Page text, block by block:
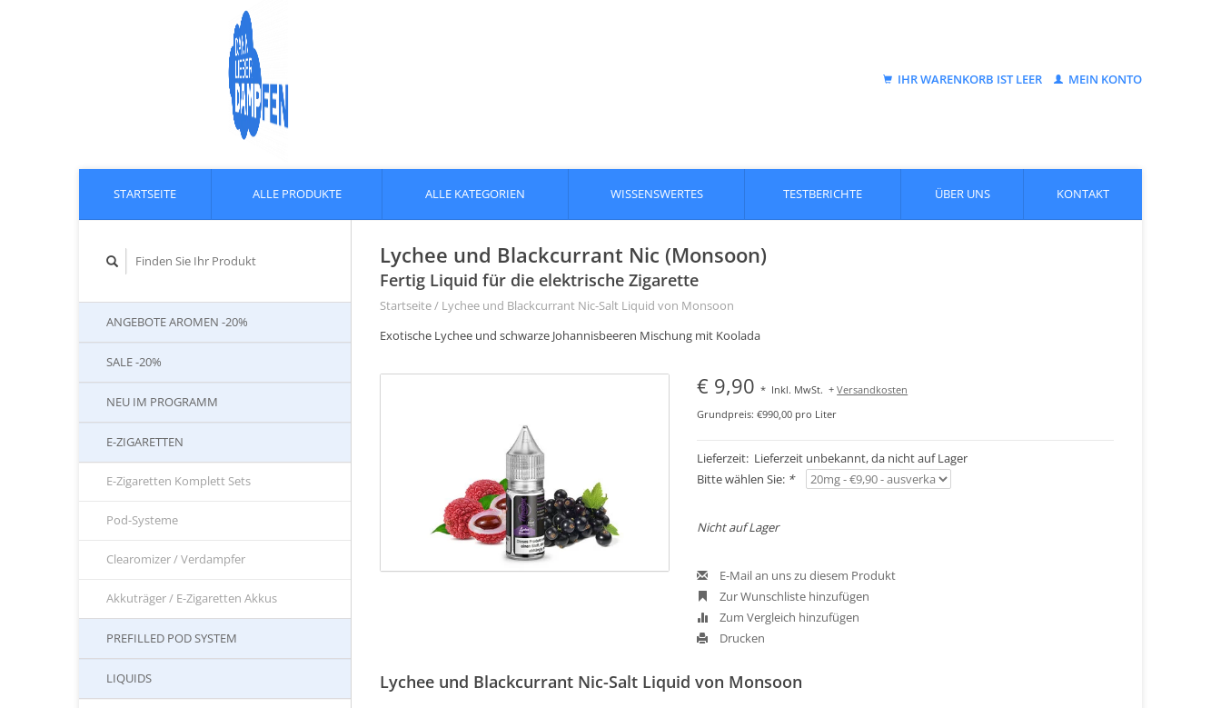
IHR WARENKORB IST LEER MEIN KONTO
STARTSEITE ALLE PRODUKTE ALLE KATEGORIEN WISSENSWERTES TESTBERICHTE ÜBER UNS KONTAKT
ANGEBOTE AROMEN -20%
SALE -20%
NEU IM PROGRAMM
E-ZIGARETTEN
E-Zigaretten Komplett Sets
Pod-Systeme
Clearomizer / Verdampfer
Akkuträger / E-Zigaretten Akkus
PREFILLED POD SYSTEM
LIQUIDS
Lychee und Blackcurrant Nic (Monsoon)
Fertig Liquid für die elektrische Zigarette
Startseite/ Lychee und Blackcurrant Nic-Salt Liquid von Monsoon
Exotische Lychee und schwarze Johannisbeeren Mischung mit Koolada
€ 9,90* Inkl. MwSt. +Versandkosten
Grundpreis: €990,00 pro Liter
Lieferzeit: Lieferzeit unbekannt, da nicht auf Lager
Bitte wählen Sie: *
Nicht auf Lager
E-Mail an uns zu diesem Produkt
Zur Wunschliste hinzufügen
Zum Vergleich hinzufügen
Drucken
Lychee und Blackcurrant Nic-Salt Liquid von Monsoon